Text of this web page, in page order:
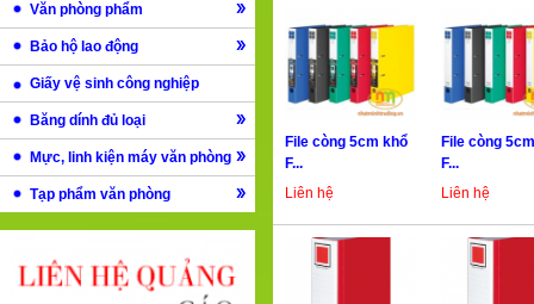
Văn phòng phẩm
Bảo hộ lao động
Giấy vệ sinh công nghiệp
Băng dính đủ loại
Mực, linh kiện máy văn phòng
Tạp phẩm văn phòng
File còng 5cm khổ
F...
Liên hệ
File còng
F...
Liên hệ